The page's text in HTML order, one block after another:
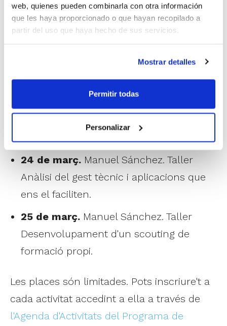
web, quienes pueden combinarla con otra información
que les haya proporcionado o que hayan recopilado a
partir del uso que haya hecho de sus servicios.
Mostrar detalles
Permitir todas
Personalizar
12 de febrer.José Luis Pichel. Com
introduir sistemes sense perdre la
Óscar Martínez. La
importància de la passada en el joc
24 de març. Manuel Sánchez. Taller
Anàlisi del gest tècnic i aplicacions que
ens el faciliten.
25 de març. Manuel Sánchez. Taller
Desenvolupament d'un scouting de
formació propi.
Les places són limitades. Pots inscriure't a
cada activitat accedint a ella a través de
l'Agenda d'Activitats del Programa de